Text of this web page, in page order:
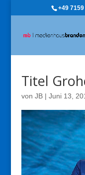
+49
Titel
von JB| Juni 13,